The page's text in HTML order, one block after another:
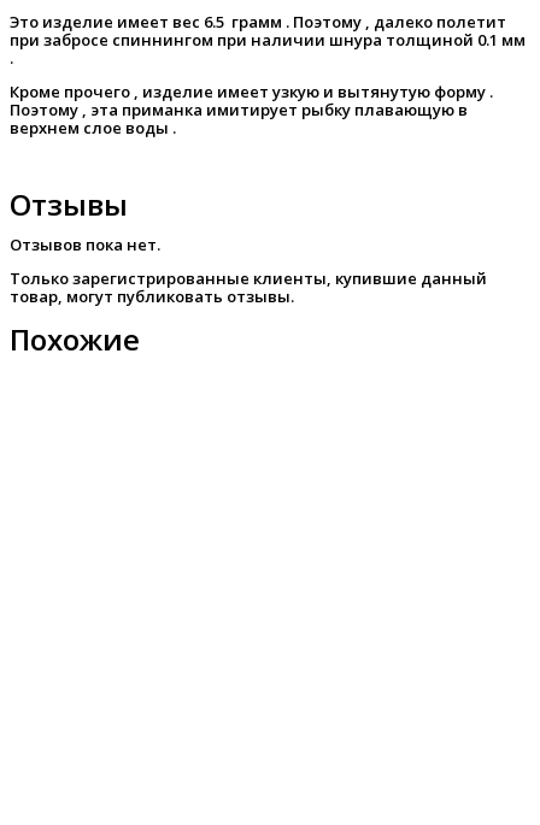
Это изделие имеет вес 6.5 грамм . Поэтому , далеко полетит
при забросе спиннингом при наличии шнура толщиной 0.1 мм
.
Кроме прочего , изделие имеет узкую и вытянутую форму .
Поэтому , эта приманка имитирует рыбку плавающую в
верхнем слое воды .
Отзывы
Отзывов пока нет.
Только зарегистрированные клиенты, купившие данный
товар, могут публиковать отзывы.
Похожие